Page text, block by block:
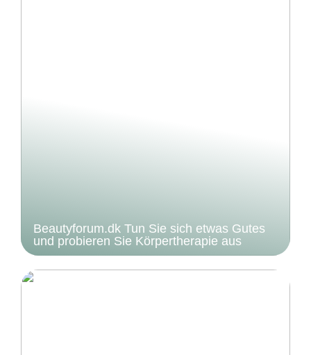
Beautyforum.dk Tun Sie sich etwas Gutes
und probieren Sie Körpertherapie aus